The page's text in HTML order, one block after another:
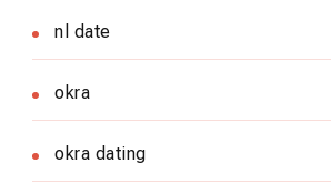
nl date
okra
okra dating